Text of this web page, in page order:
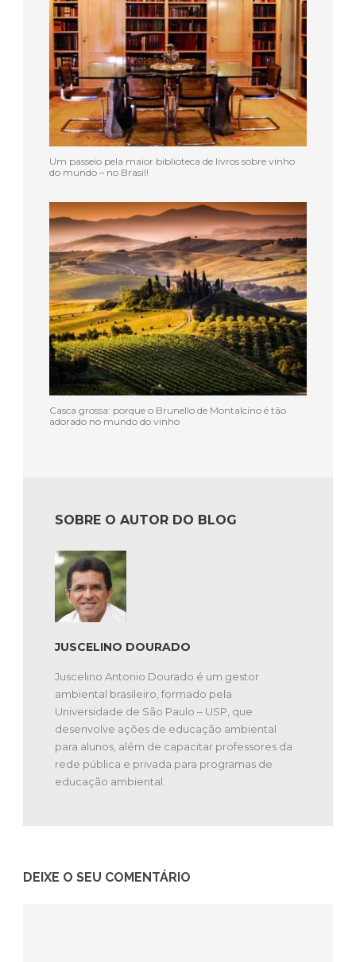
Um passeio pela maior biblioteca de livros sobre vinho
do mundo – no Brasil!
Casca grossa: porque o Brunello de Montalcino é tão
adorado no mundo do vinho
SOBRE O AUTOR DO BLOG
JUSCELINO DOURADO
Juscelino Antonio Dourado é um gestor
ambiental brasileiro, formado pela
Universidade de São Paulo – USP, que
desenvolve ações de educação ambiental
para alunos, além de capacitar professores da
rede pública e privada para programas de
educação ambiental.
DEIXE O SEU COMENTÁRIO